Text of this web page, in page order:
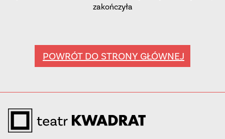
zakończyła
POWRÓT DO STRONY GŁÓWNEJ